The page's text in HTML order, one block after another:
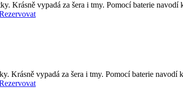
Krásně vypadá za šera i tmy. Pomocí baterie
Krásně vypadá za šera i tmy. Pomocí baterie